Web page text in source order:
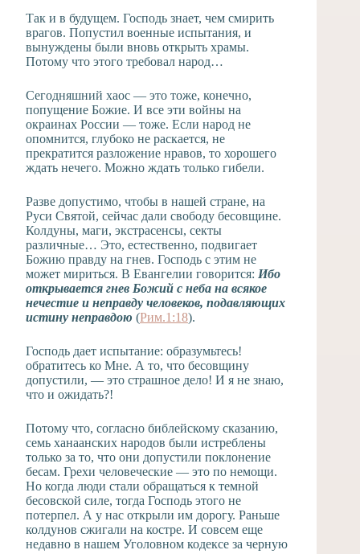
Так и в будущем. Господь знает, чем смирить
врагов. Попустил военные испытания, и
вынуждены были вновь открыть храмы.
Потому что этого требовал народ…
Сегодняшний хаос — это тоже, конечно,
попущение Божие. И все эти войны на
окраинах России — тоже. Если народ не
опомнится, глубоко не раскается, не
прекратится разложение нравов, то хорошего
ждать нечего. Можно ждать только гибели.
Разве допустимо, чтобы в нашей стране, на
Руси Святой, сейчас дали свободу бесовщине.
Колдуны, маги, экстрасенсы, секты
различные… Это, естественно, подвигает
Божию правду на гнев. Господь с этим не
может мириться. В Евангелии говорится: Ибо
открывается гнев Божий с неба на всякое
нечестие и неправду человеков, подавляющих
истину неправдою (Рим.1:18).
Господь дает испытание: образумьтесь!
обратитесь ко Мне. А то, что бесовщину
допустили, — это страшное дело! И я не знаю,
что и ожидать?!
Потому что, согласно библейскому сказанию,
семь ханаанских народов были истреблены
только за то, что они допустили поклонение
бесам. Грехи человеческие — это по немощи.
Но когда люди стали обращаться к темной
бесовской силе, тогда Господь этого не
потерпел. А у нас открыли им дорогу. Раньше
колдунов сжигали на костре. И совсем еще
недавно в нашем Уголовном кодексе за черную